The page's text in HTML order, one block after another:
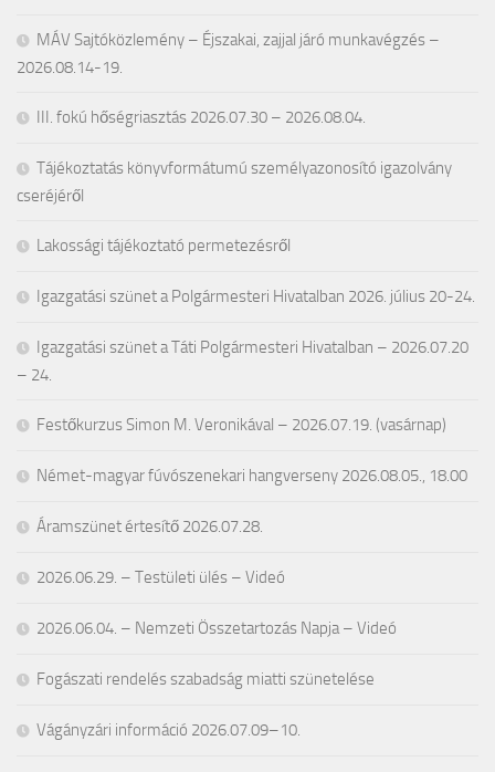
MÁV Sajtóközlemény – Éjszakai, zajjal járó munkavégzés –
2026.08.14-19.
III. fokú hőségriasztás 2026.07.30 – 2026.08.04.
Tájékoztatás könyvformátumú személyazonosító igazolvány
cseréjéről
Lakossági tájékoztató permetezésről
Igazgatási szünet a Polgármesteri Hivatalban 2026. július 20-24.
Igazgatási szünet a Táti Polgármesteri Hivatalban – 2026.07.20
– 24.
Festőkurzus Simon M. Veronikával – 2026.07.19. (vasárnap)
Német-magyar fúvószenekari hangverseny 2026.08.05., 18.00
Áramszünet értesítő 2026.07.28.
2026.06.29. – Testületi ülés – Videó
2026.06.04. – Nemzeti Összetartozás Napja – Videó
Fogászati rendelés szabadság miatti szünetelése
Vágányzári információ 2026.07.09–10.